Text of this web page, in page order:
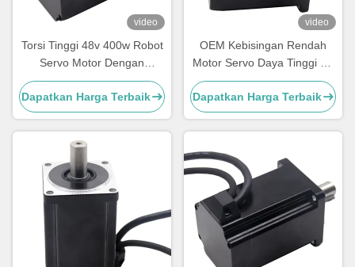
video
Torsi Tinggi 48v 400w Robot
Servo Motor Dengan
Incremental Encoder
Dapatkan Harga Terbaik
video
OEM Kebisingan Rendah
Motor Servo Daya Tinggi Dc
Hitam 6cm 48v 400w
Dapatkan Harga Terbaik